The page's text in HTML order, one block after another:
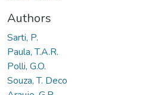
Authors
Sarti, P.
Paula, T.A.R.
Polli, G.O.
Souza, T. Deco